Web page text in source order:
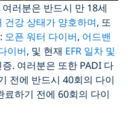
러분은 반드시 만 18세
건강 상태가 양호하며, 또
오픈 워터 다이버, 어드밴
이버, 및 현재 EFR 일차 및
증. 여러분은 또한 PADI 다
전에 반드시 40회의 다이
하기 전에 60회의 다이